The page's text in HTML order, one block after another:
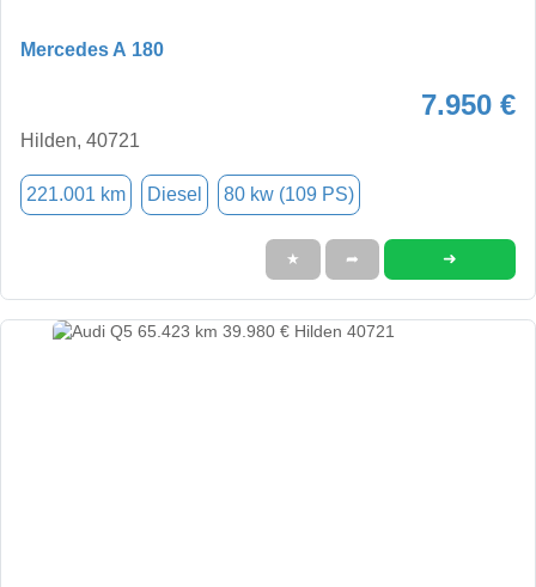
Mercedes A 180
7.950 €
Hilden, 40721
221.001 km Diesel 80 kw (109 PS)
★ ➦ ➜